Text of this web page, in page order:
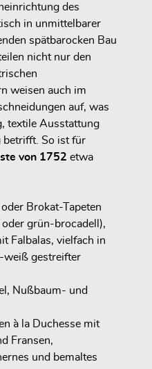
des
in unmittelbarer
spätbarocken Bau
nicht nur den
weisen auch im
auf, was
textile Ausstattung
betrifft. So ist für
von 1752 etwa
oder Brokat-Tapeten
grün-brocadell),
Falbalas, vielfach in
weiß gestreifter
, Nußbaum- und
à la Duchesse mit
Fransen,
und bemaltes